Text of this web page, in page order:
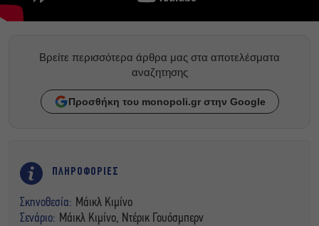
Βρείτε περισσότερα άρθρα μας στα αποτελέσματα
αναζητησης
Προσθήκη του monopoli.gr στην Google
ΠΛΗΡΟΦΟΡΙΕΣ
Σκηνοθεσία: Μάικλ Κιμίνο
Σενάριο: Μάικλ Κιμίνο, Ντέρικ Γουόσμπερν